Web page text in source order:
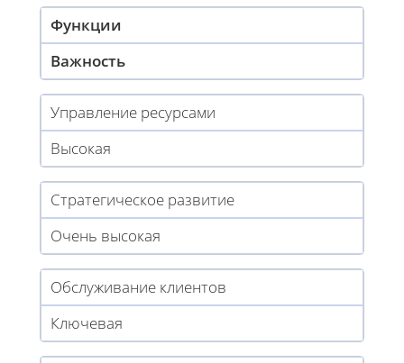
Функции
Важность
Управление ресурсами
Высокая
Стратегическое развитие
Очень высокая
Обслуживание клиентов
Ключевая